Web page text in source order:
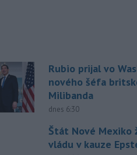
Rubio prijal vo
nového šéfa
Milibanda
dnes 6:30
Štát Nové Mexiko
vládu v kauze